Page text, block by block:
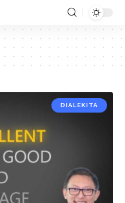
DIALEKITA